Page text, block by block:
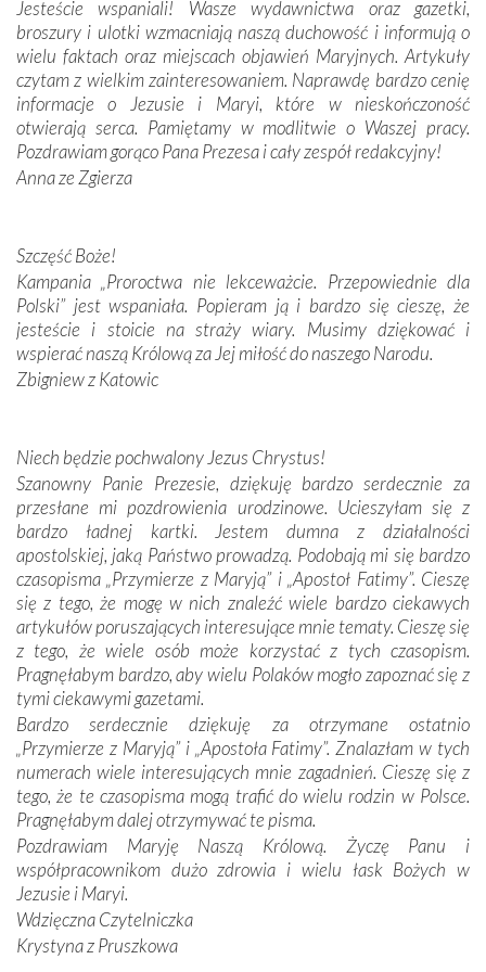
Podążyliśmy też śladami fatimskich wizjonerów – Łucji
dos Santos oraz świętych Hiacynty i Franciszka Marto.
Modliliśmy się przy ich grobach. Odprawiliśmy Drogę
Krzyżową w ich rodzinnych stronach, odwiedziliśmy
domy, w których żyli.
W miejscu objawień Matki Bożej zapaliliśmy świece
Podczas tej kilkudniowej wyprawy na każdym kroku
spotykaliśmy się z serdeczną otwartością
Portugalczyków. Podziwialiśmy ich ludową sztukę i
zwyczaje. Mimo że nasze kraje są od siebie bardzo
oddalone, w żaden sposób nie czuliśmy się obco.
Sprawiła to oczywiście sama Matka Boża, ale też
kulturowa bliskość biorąca swój początek w naszej
mieliśmy okazję przekonać się, że Maryja swoją opieką
otacza nie tylko nasz naród, lecz wszystkie nacje, które
się Jej ufnie oddają, a także każdą osobę, która zawierza
Jej siebie oraz swych bliskich.
Dzieje Portugalii to również historia wierności Bogu i
odstępstw, także w życiu władców. Trudne momenty w
wymiarze tak osobistym, jak i zbiorowym, przypominają o
konieczności ciągłego zabiegania o własną duszę i o łaskę
Opatrzności. Wierność przynosi pomyślność –
przynajmniej w życiu duchowym. Odstępstwo owocuje
nieszczęściem i śmiercią. Te uniwersalne prawdy
przychodziły na myśl, gdy słuchaliśmy opowieści
przewodników o portugalskich monarchach i wodzach,
zwycięskich bitwach i nieszczęśliwych losach grzesznych
kochanków.
Byli tym razem pośród Apostołów Fatimy reprezentanci
każdego spośród żyjących pokoleń. Najmłodszy uczestnik
liczył sobie 13 lat, zaś senior, pan Zdzisław – już 94.
Całe życie marzyłem, by tu przyjechać
Jesteście wspaniali! Wasze wydawnictwa oraz gazetki,
broszury i ulotki wzmacniają naszą duchowość i informują o
wielu faktach oraz miejscach objawień Maryjnych. Artykuły
czytam z wielkim zainteresowaniem. Naprawdę bardzo cenię
informacje o Jezusie i Maryi, które w nieskończoność
otwierają serca. Pamiętamy w modlitwie o Waszej pracy.
Pozdrawiam gorąco Pana Prezesa i cały zespół redakcyjny!
Anna ze Zgierza
Szczęść Boże!
Kampania „Proroctwa nie lekceważcie. Przepowiednie dla
Polski” jest wspaniała. Popieram ją i bardzo się cieszę, że
jesteście i stoicie na straży wiary. Musimy dziękować i
wspierać naszą Królową za Jej miłość do naszego Narodu.
Zbigniew z Katowic
Niech będzie pochwalony Jezus Chrystus!
Szanowny Panie Prezesie, dziękuję bardzo serdecznie za
przesłane mi pozdrowienia urodzinowe. Ucieszyłam się z
bardzo ładnej kartki. Jestem dumna z działalności
apostolskiej, jaką Państwo prowadzą. Podobają mi się bardzo
czasopisma „Przymierze z Maryją” i „Apostoł Fatimy”. Cieszę
się z tego, że mogę w nich znaleźć wiele bardzo ciekawych
artykułów poruszających interesujące mnie tematy. Cieszę się
z tego, że wiele osób może korzystać z tych czasopism.
Pragnęłabym bardzo, aby wielu Polaków mogło zapoznać się z
tymi ciekawymi gazetami.
Bardzo serdecznie dziękuję za otrzymane ostatnio
„Przymierze z Maryją” i „Apostoła Fatimy”. Znalazłam w tych
numerach wiele interesujących mnie zagadnień. Cieszę się z
tego, że te czasopisma mogą trafić do wielu rodzin w Polsce.
Pragnęłabym dalej otrzymywać te pisma.
Pozdrawiam Maryję Naszą Królową. Życzę Panu i
współpracownikom dużo zdrowia i wielu łask Bożych w
Jezusie i Maryi.
Wdzięczna Czytelniczka
Krystyna z Pruszkowa